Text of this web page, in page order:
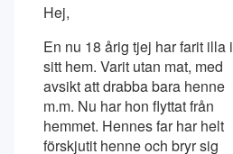
Hej,
En nu 18 årig tjej har farit illa i
sitt hem. Varit utan mat, med
avsikt att drabba bara henne
m.m. Nu har hon flyttat från
hemmet. Hennes far har helt
förskjutit henne och bryr sig